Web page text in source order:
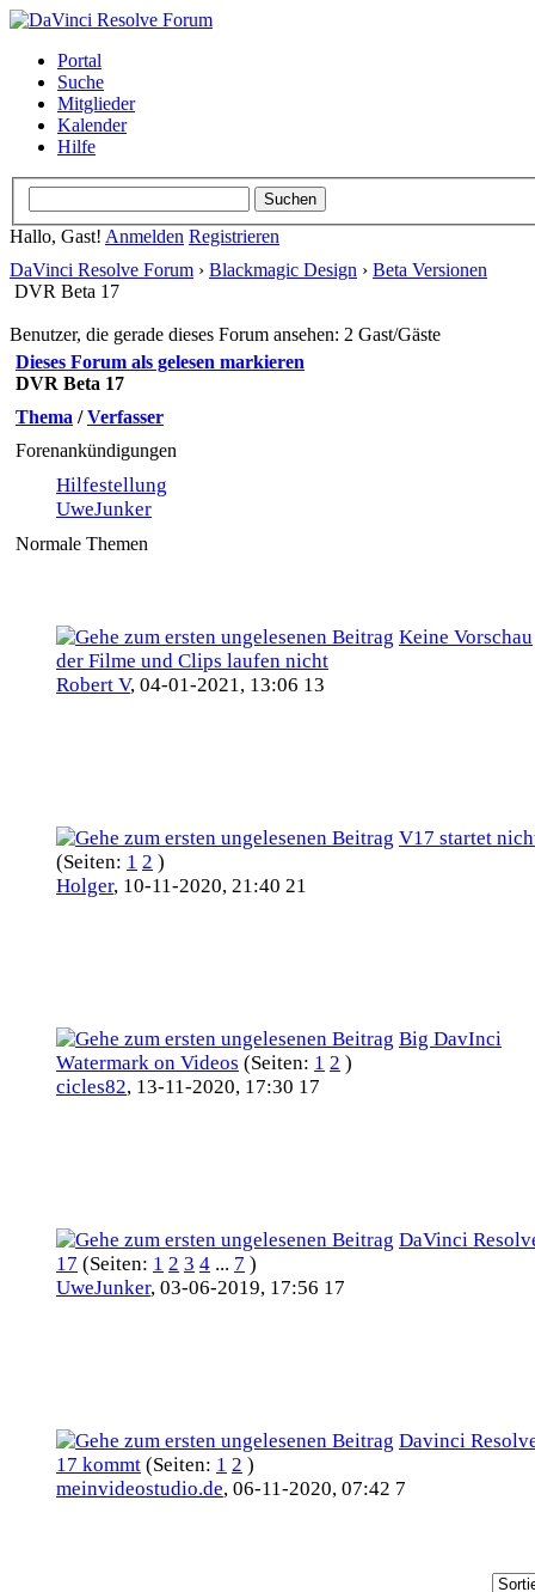
Portal
Suche
Mitglieder
Kalender
Hilfe
Hallo, Gast! Anmelden Registrieren
DaVinci Resolve Forum › Blackmagic Design › Beta Versionen
DVR Beta 17
Benutzer, die gerade dieses Forum ansehen: 2 Gast/Gäste
Dieses Forum als gelesen markieren
DVR Beta 17
Thema /Verfasser
Forenankündigungen
Hilfestellung
UweJunker
Normale Themen
Keine Vorschau
der Filme und Clips laufen nicht
Robert V, 04-01-2021, 13:06 13
V17 startet
(Seiten: 1 2 )
Holger, 10-11-2020, 21:40 21
Big DavInci
Watermark on Videos (Seiten: 1 2 )
cicles82, 13-11-2020, 17:30 17
DaVinci
17 (Seiten: 1 2 3 4 ... 7 )
UweJunker, 03-06-2019, 17:56 17
Davinci
17 kommt (Seiten: 1 2 )
meinvideostudio.de, 06-11-2020, 07:42 7